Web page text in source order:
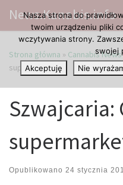
Przejdź do treści
News.Kanabis.info
Strona główna » Cannabis News
supermarketu
Szwajcaria:
Opublikowano 24 stycznia
Nasza strona do
twoim urządzeniu pliki
wczytywania strony.
swojej
Akceptuję
Nie